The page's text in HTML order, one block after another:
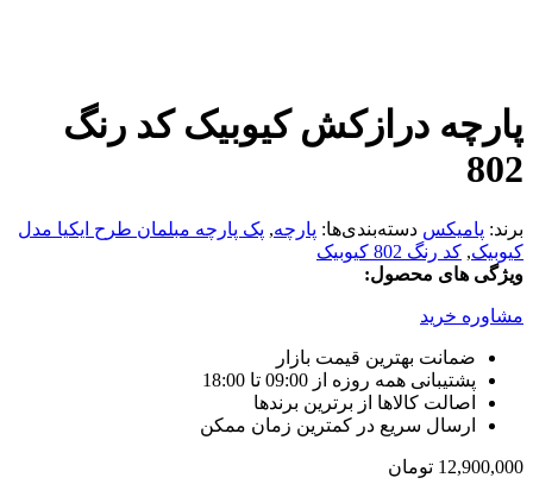
پارچه درازکش کیوبیک کد رنگ
802
برند: پامیکس دسته‌بندی‌ها: پارچه, پک پارچه مبلمان طرح ایکیا مدل
کیوبیک, کد رنگ 802 کیوبیک
ویژگی های محصول:
مشاوره خرید
ضمانت بهترین قیمت بازار
پشتیبانی همه روزه از 09:00 تا 18:00
اصالت کالاها از برترین برندها
ارسال سریع در کمترین زمان ممکن
12,900,000 تومان